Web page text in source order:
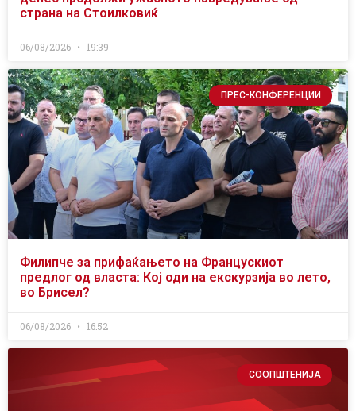
страна на Стоилковиќ
06/08/2026 19:39
ПРЕС-КОНФЕРЕНЦИИ
Филипче за прифаќањето на Францускиот
предлог од власта: Кој оди на екскурзија во лето,
во Брисел?
06/08/2026 16:52
СООПШТЕНИЈА